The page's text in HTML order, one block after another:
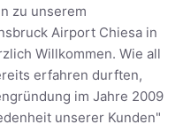
zu unserem
Airport Chiesa in
Willkommen. Wie all
erfahren durften,
im Jahre 2009
unserer Kunden"